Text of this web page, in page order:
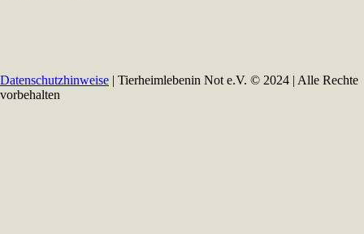
Datenschutzhinweise | Tierheimlebenin Not e.V. © 2024 | Alle Rechte
vorbehalten